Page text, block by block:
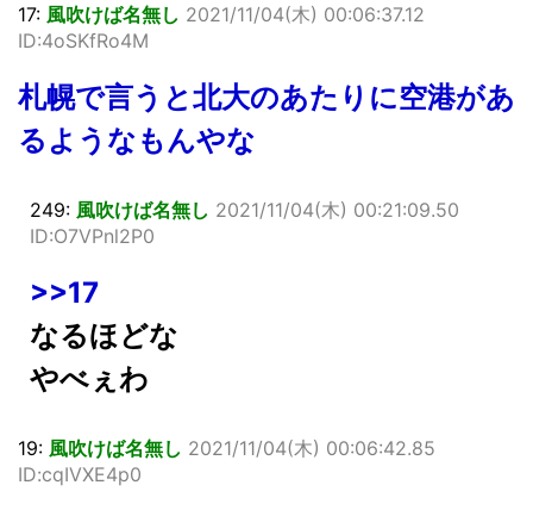
17: 風吹けば名無し 2021/11/04(木) 00:06:37.12
ID:4oSKfRo4M
札幌で言うと北大のあたりに空港があ
るようなもんやな
249: 風吹けば名無し 2021/11/04(木) 00:21:09.50
ID:O7VPnl2P0
>>17
なるほどな
やべぇわ
19: 風吹けば名無し 2021/11/04(木) 00:06:42.85
ID:cqIVXE4p0